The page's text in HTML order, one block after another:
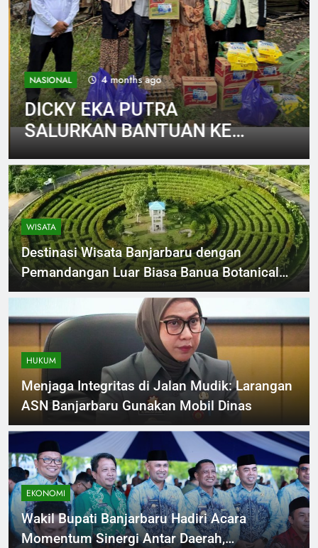
NASIONAL 4 months ago
DICKY EKA PUTRA
SALURKAN BANTUAN KE
KORBAN KEBAKARAN:
DORONG PERCEPATAN
BANTUAN PEMERINTAH
WISATA
Destinasi Wisata Banjarbaru dengan
Pemandangan Luar Biasa Banua Botanical
Garden
HUKUM
Menjaga Integritas di Jalan Mudik: Larangan
ASN Banjarbaru Gunakan Mobil Dinas
EKONOMI
Wakil Bupati Banjarbaru Hadiri Acara
Momentum Sinergi Antar Daerah,